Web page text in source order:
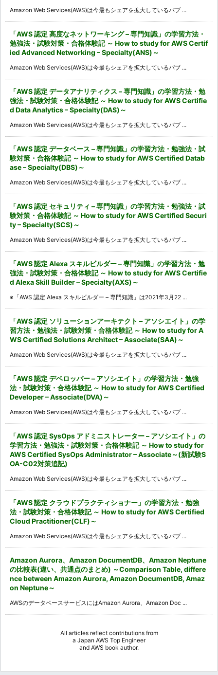
Amazon Web Services(AWS)は今最もシェアを拡大しているパブ ...
「AWS 認定 高度なネットワーキング – 専門知識」の学習方法・
勉強法・試験対策・合格体験記 ～ How to study for AWS Certif
ied Advanced Networking – Specialty(ANS)～
Amazon Web Services(AWS)は今最もシェアを拡大しているパブ ...
「AWS 認定 データアナリティクス – 専門知識」の学習方法・勉
強法・試験対策・合格体験記 ～ How to study for AWS Certifie
d Data Analytics – Specialty(DAS)～
Amazon Web Services(AWS)は今最もシェアを拡大しているパブ ...
「AWS 認定 データベース – 専門知識」の学習方法・勉強法・試
験対策・合格体験記 ～ How to study for AWS Certified Datab
ase – Specialty(DBS)～
Amazon Web Services(AWS)は今最もシェアを拡大しているパブ ...
「AWS 認定 セキュリティ – 専門知識」の学習方法・勉強法・試
験対策・合格体験記 ～ How to study for AWS Certified Securi
ty – Specialty(SCS)～
Amazon Web Services(AWS)は今最もシェアを拡大しているパブ ...
「AWS 認定 Alexa スキルビルダー – 専門知識」の学習方法・勉
強法・試験対策・合格体験記 ～ How to study for AWS Certifie
d Alexa Skill Builder – Specialty(AXS)～
※「AWS 認定 Alexa スキルビルダー – 専門知識」は2021年3月22 ...
「AWS 認定 ソリューションアーキテクト – アソシエイト」の学
習方法・勉強法・試験対策・合格体験記 ～ How to study for A
WS Certified Solutions Architect – Associate(SAA)～
Amazon Web Services(AWS)は今最もシェアを拡大しているパブ ...
「AWS 認定 デベロッパー – アソシエイト」の学習方法・勉強
法・試験対策・合格体験記 ～ How to study for AWS Certified
Developer – Associate(DVA)～
Amazon Web Services(AWS)は今最もシェアを拡大しているパブ ...
「AWS 認定 SysOps アドミニストレーター – アソシエイト」の
学習方法・勉強法・試験対策・合格体験記 ～ How to study for
AWS Certified SysOps Administrator – Associate～(新試験S
OA-C02対策追記)
Amazon Web Services(AWS)は今最もシェアを拡大しているパブ ...
「AWS 認定 クラウドプラクティショナー」の学習方法・勉強
法・試験対策・合格体験記 ～ How to study for AWS Certified
Cloud Practitioner(CLF)～
Amazon Web Services(AWS)は今最もシェアを拡大しているパブ ...
Amazon Aurora、Amazon DocumentDB、Amazon Neptune
の比較表(違い、共通点のまとめ) ～Comparison Table, differe
nce between Amazon Aurora, Amazon DocumentDB, Amaz
on Neptune～
AWSのデータベースサービスにはAmazon Aurora、Amazon Doc ...
All articles reflect contributions from
a Japan AWS Top Engineer
and AWS book author.